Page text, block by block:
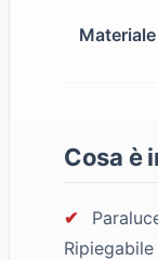
Cosa è
✔